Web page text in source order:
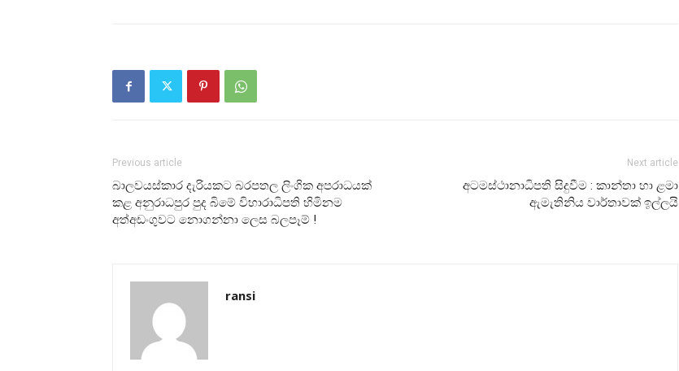
Previous article
බාලවයස්කාර දැරියකට බරපතල ලිංගික අපරාධයක්
කළ අනුරාධපුර පුද බිමේ විහාරාධිපති හිමිනම
අත්අඩංගුවට නොගන්නා ලෙස බලපෑම් !
Next article
අටමස්ථානාධිපති සිදුවීම : කාන්තා හා ළමා
ඇමැතිනිය වාර්තාවක් ඉල්ලයි
ransi